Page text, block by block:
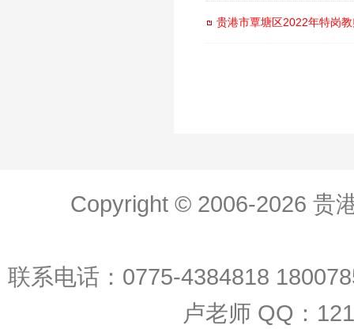
贵港市覃塘区2022年特岗
Copyright © 2006-2026 贵
联系电话：0775-4384818
卢老师 QQ：